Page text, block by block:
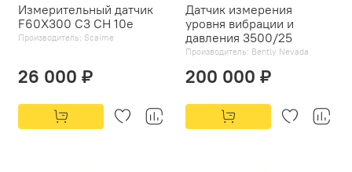
Измерительный датчик
F60X300 C3 CH 10e
Производитель: Scaime
26 000 ₽
Датчик измерения
уровня вибрации и
давления 3500/25
Производитель: Bently Nevada
200 000 ₽